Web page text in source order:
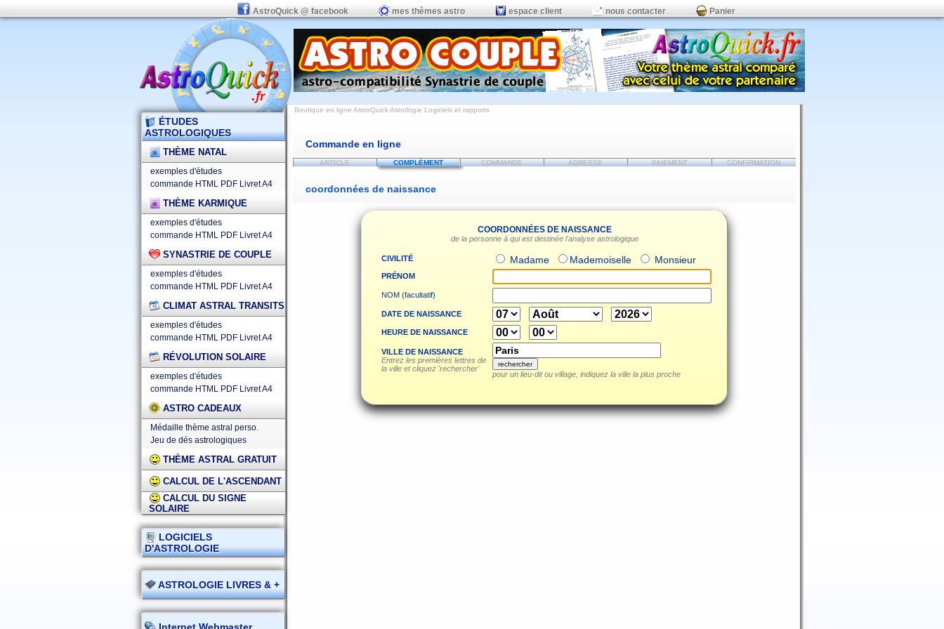
AstroQuick @ facebook mes thèmes astro espace client nous contacter Panier
ÉTUDES
ASTROLOGIQUES
THÈME NATAL
exemples d'études
commande HTML PDF Livret A4
THÈME KARMIQUE
exemples d'études
commande HTML PDF Livret A4
SYNASTRIE DE COUPLE
exemples d'études
commande HTML PDF Livret A4
CLIMAT ASTRAL TRANSITS
exemples d'études
commande HTML PDF Livret A4
RÉVOLUTION SOLAIRE
exemples d'études
commande HTML PDF Livret A4
ASTRO CADEAUX
Médaille thème astral perso.
Jeu de dés astrologiques
THÈME ASTRAL GRATUIT
CALCUL DE L'ASCENDANT
CALCUL DU SIGNE
SOLAIRE
LOGICIELS
D'ASTROLOGIE
ASTROLOGIE LIVRES & +
Boutique en ligne AstroQuick Astrologie Logiciels et rapports
Commande en ligne
ARTICLE COMPLÉMENT COMMANDE ADRESSE PAIEMENT CONFIRMATION
coordonnées de naissance
COORDONNÉES DE NAISSANCE
de la personne à qui est destinée l'analyse astrologique
CIVILITÉ Madame Mademoiselle Monsieur
PRÉNOM
NOM (facultatif)
DATE DE NAISSANCE
HEURE DE NAISSANCE
VILLE DE NAISSANCE
Entrez les premières lettres de
la ville et cliquez 'rechercher'
pour un lieu-dit ou village, indiquez la ville la plus proche